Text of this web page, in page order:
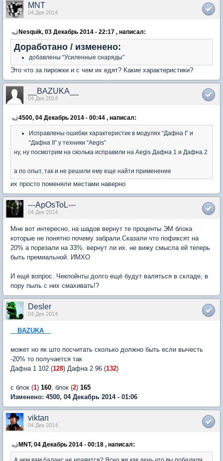
MNT
04 Дек 2014
Nesquik, 03 Декабрь 2014 - 22:17 , написал:
Доработано / изменено:
добавлены “Усиленные снаряды”
Это что за пирожки и с чем их едят? Какие характеристики?
__BAZUKA__
04 Дек 2014
4500, 04 Декабрь 2014 - 00:44 , написал:
Исправлены ошибки характеристик в модулях “Дафна I” и
“Дафна II” у техники “Aegis”
ну, ну посмотрим на сколька исправили на Aegis Дафна 1 и Дафна 2
а по опыт, так и не решили ему еще найти применение
их просто поменяли местами наверно
---ApOsToL---
04 Дек 2014
Мне вот интересно, на шадов вернут те проценты ЭМ блока
которые не понятно почему забрали.Сказали что пофиксят на
20% а порезали на 33%. вернут ли их. не вижу смысла ей теперь
быть премиальной. ИМХО
И ещё вопрос. Чекпойнты долго ещё будут валяться в складе, в
пору пыль с них смахивать!?
Desler
04 Дек 2014
__BAZUKA__
может но як што посчитать сколько должно быть если вычесть
-20% то получается так
Дафна 1 102 (128) Дафна 2 96 (132)
с блок (1) 160 , блок (2) 165
Изменено: 4500, 04 Декабрь 2014 - 01:06
viktan
04 Дек 2014
MNT, 04 Декабрь 2014 - 00:18 , написал: